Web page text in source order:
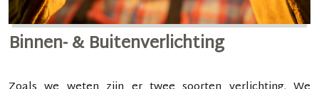
Binnen- & Buitenverlichting